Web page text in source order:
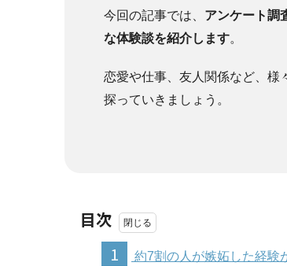
今回の記事では、 アンケート調
な体験談を紹介します。
恋愛や仕事、友人関係など、様
探っていきましょう。
目次
1
約7割の人が嫉妬した経験